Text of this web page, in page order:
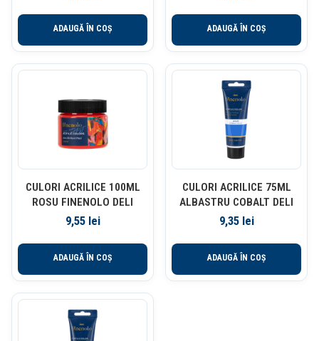
ADAUGĂ ÎN COȘ ADAUGĂ ÎN COȘ
CULORI ACRILICE 100ML
ROSU FINENOLO DELI
9,55 lei
ADAUGĂ ÎN COȘ
CULORI ACRILICE 75ML
ALBASTRU COBALT DELI
9,35 lei
ADAUGĂ ÎN COȘ